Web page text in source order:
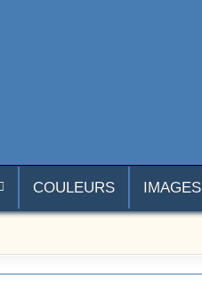
COULEURS IMAGES